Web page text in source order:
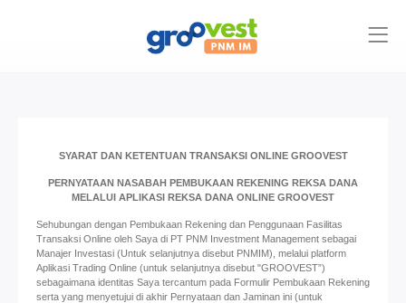
SYARAT DAN KETENTUAN TRANSAKSI ONLINE GROOVEST
PERNYATAAN NASABAH PEMBUKAAN REKENING REKSA DANA
MELALUI APLIKASI REKSA DANA ONLINE GROOVEST
Sehubungan dengan Pembukaan Rekening dan Penggunaan Fasilitas
Transaksi Online oleh Saya di PT PNM Investment Management sebagai
Manajer Investasi (Untuk selanjutnya disebut PNMIM), melalui platform
Aplikasi Trading Online (untuk selanjutnya disebut "GROOVEST”)
sebagaimana identitas Saya tercantum pada Formulir Pembukaan Rekening
serta yang menyetujui di akhir Pernyataan dan Jaminan ini (untuk